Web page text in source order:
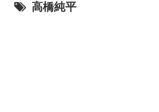
高橋純平